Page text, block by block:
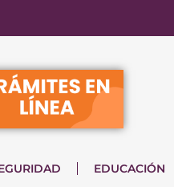
EDUCACIÓN